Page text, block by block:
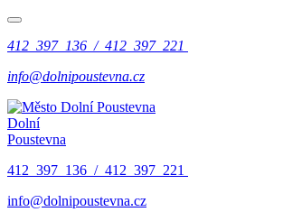
412 397 136 / 412 397 221
info@dolnipoustevna.cz
Dolní
Poustevna
412 397 136 / 412 397 221
info@dolnipoustevna.cz